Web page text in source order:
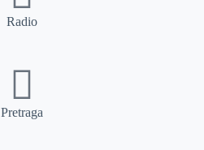
Radio
Pretraga